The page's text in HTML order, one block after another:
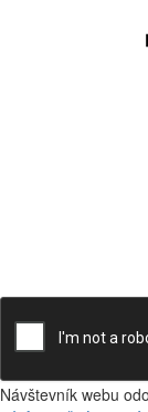
Návštevník webu